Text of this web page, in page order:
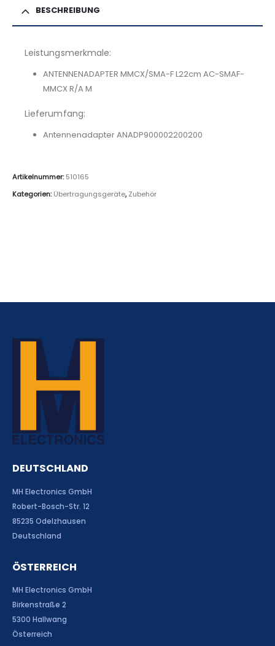
BESCHREIBUNG
Leistungsmerkmale:
ANTENNENADAPTER MMCX/SMA-F L22cm AC-SMAF-
MMCX R/A M
Lieferumfang:
Antennenadapter ANADP900002200200
Artikelnummer:510165
Kategorien:Übertragungsgeräte,Zubehör
DEUTSCHLAND
MH Electronics GmbH
Robert-Bosch-Str. 12
85235 Odelzhausen
Deutschland
ÖSTERREICH
MH Electronics GmbH
Birkenstraße 2
5300 Hallwang
Österreich